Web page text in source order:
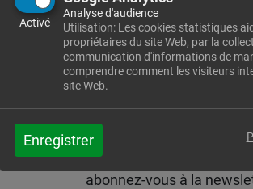
Activé
Analyse d'audience
Utilisation: Les cookies statistiques
propriétaires du site Web, par la
communication d'informations de
comprendre comment les visiteurs
site Web.
Enregistrer
Pour rester informé des
Communauté de Communes du
abonnez-vous à la